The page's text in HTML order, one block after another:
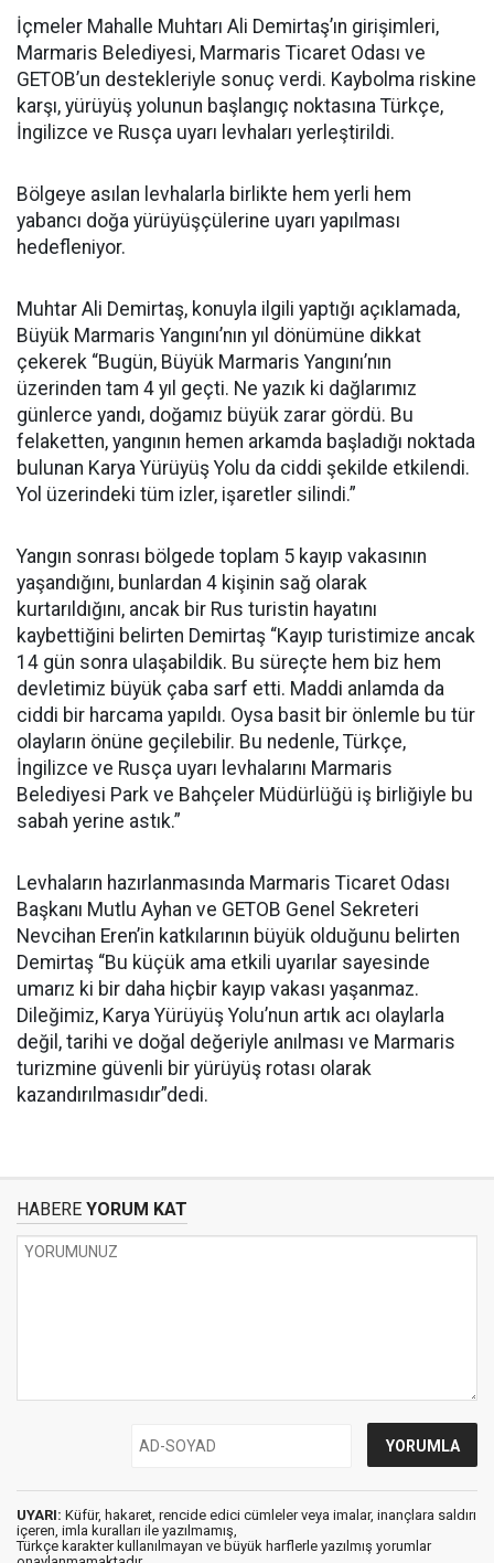
İçmeler Mahalle Muhtarı Ali Demirtaş’ın girişimleri,
Marmaris Belediyesi, Marmaris Ticaret Odası ve
GETOB’un destekleriyle sonuç verdi. Kaybolma riskine
karşı, yürüyüş yolunun başlangıç noktasına Türkçe,
İngilizce ve Rusça uyarı levhaları yerleştirildi.
Bölgeye asılan levhalarla birlikte hem yerli hem
yabancı doğa yürüyüşçülerine uyarı yapılması
hedefleniyor.
Muhtar Ali Demirtaş, konuyla ilgili yaptığı açıklamada,
Büyük Marmaris Yangını’nın yıl dönümüne dikkat
çekerek “Bugün, Büyük Marmaris Yangını’nın
üzerinden tam 4 yıl geçti. Ne yazık ki dağlarımız
günlerce yandı, doğamız büyük zarar gördü. Bu
felaketten, yangının hemen arkamda başladığı noktada
bulunan Karya Yürüyüş Yolu da ciddi şekilde etkilendi.
Yol üzerindeki tüm izler, işaretler silindi.”
Yangın sonrası bölgede toplam 5 kayıp vakasının
yaşandığını, bunlardan 4 kişinin sağ olarak
kurtarıldığını, ancak bir Rus turistin hayatını
kaybettiğini belirten Demirtaş “Kayıp turistimize ancak
14 gün sonra ulaşabildik. Bu süreçte hem biz hem
devletimiz büyük çaba sarf etti. Maddi anlamda da
ciddi bir harcama yapıldı. Oysa basit bir önlemle bu tür
olayların önüne geçilebilir. Bu nedenle, Türkçe,
İngilizce ve Rusça uyarı levhalarını Marmaris
Belediyesi Park ve Bahçeler Müdürlüğü iş birliğiyle bu
sabah yerine astık.”
Levhaların hazırlanmasında Marmaris Ticaret Odası
Başkanı Mutlu Ayhan ve GETOB Genel Sekreteri
Nevcihan Eren’in katkılarının büyük olduğunu belirten
Demirtaş “Bu küçük ama etkili uyarılar sayesinde
umarız ki bir daha hiçbir kayıp vakası yaşanmaz.
Dileğimiz, Karya Yürüyüş Yolu’nun artık acı olaylarla
değil, tarihi ve doğal değeriyle anılması ve Marmaris
turizmine güvenli bir yürüyüş rotası olarak
kazandırılmasıdır”dedi.
HABERE YORUM KAT
UYARI: Küfür, hakaret, rencide edici cümleler veya imalar, inançlara saldırı
içeren, imla kuralları ile yazılmamış,
Türkçe karakter kullanılmayan ve büyük harflerle yazılmış yorumlar